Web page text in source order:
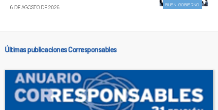
BUEN GOBIERNO
6 DE AGOSTO DE 2026
Últimas publicaciones Corresponsables